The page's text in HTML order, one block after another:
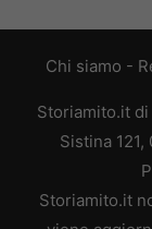
Chi siamo -
Storiamito.it di
Sistina
Storiamito.it